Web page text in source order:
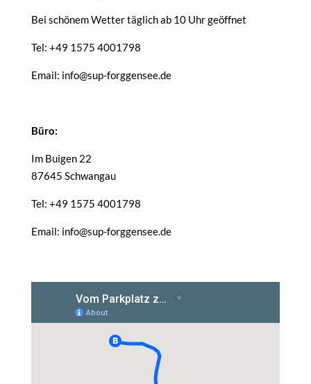
Bei schönem Wetter täglich ab 10 Uhr geöffnet
Tel: +49 1575 4001798
Email: info@sup-forggensee.de
Büro:
Im Buigen 22
87645 Schwangau
Tel: +49 1575 4001798
Email: info@sup-forggensee.de